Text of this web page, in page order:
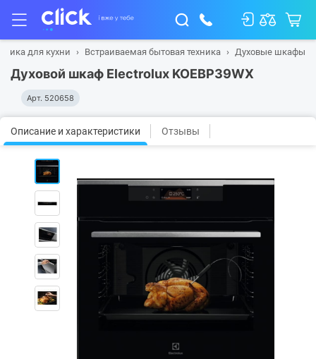
для кухни Встраиваемая бытовая техника Духовые шкафы
Духовой шкаф Electrolux KOEBP39WX
Арт. 520658
Описание и характеристики Отзывы